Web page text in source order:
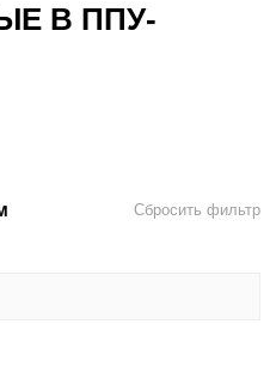
В ППУ-
Сбросить фильтр